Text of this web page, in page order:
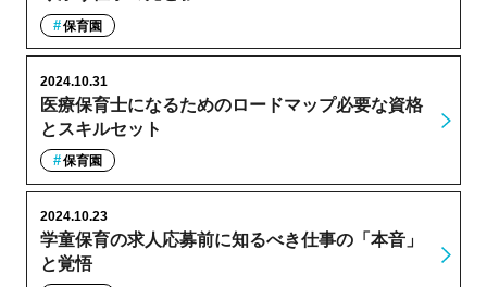
保育園
医療保育士になるためのロードマップ必要な資格
とスキルセット
2024.10.31
保育園
学童保育の求人応募前に知るべき仕事の「本音」
と覚悟
2024.10.23